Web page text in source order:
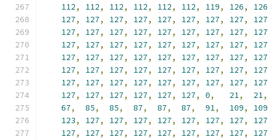
112, 112, 112, 112, 112, 112, 119, 126, 126
127, 127, 127, 127, 127, 127, 127, 127, 127
127, 127, 127, 127, 127, 127, 127, 127, 127
127, 127, 127, 127, 127, 127, 127, 127, 127
127, 127, 127, 127, 127, 127, 127, 127, 127
127, 127, 127, 127, 127, 127, 127, 127, 127
127, 127, 127, 127, 127, 127, 127, 127, 127
127, 127, 127, 127, 127, 127, 0, 21, 21,
67, 85, 85, 87, 87, 87, 91, 109, 109
123, 127, 127, 127, 127, 127, 127, 127, 127
127, 127, 127, 127, 127, 127, 127, 127, 127